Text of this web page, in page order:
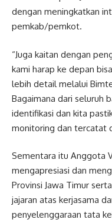
dengan meningkatkan
pemkab/pemkot.
“Juga kaitan dengan
kami harap ke depan
lebih detail melalui
Bagaimana dari seluruh
identifikasi dan kita
monitoring dan tercatat
Sementara itu Anggota
mengapresiasi dan
Provinsi Jawa Timur
jajaran atas kerjasama
penyelenggaraan tata